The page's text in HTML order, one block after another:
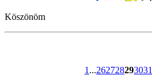
Köszönöm
1 ...262728293031